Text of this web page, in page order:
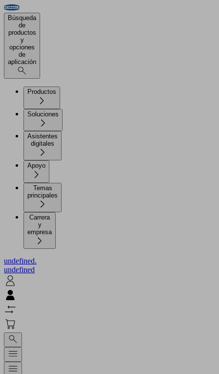
Búsqueda
de
productos
y
opciones
de
aplicación
Productos
Soluciones
Asistentes
Apoyo
Temas
principales
Carrera
y
empresa
undefined.
undefined